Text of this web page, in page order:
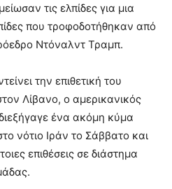
τις ελπίδες για μια
που τροφοδοτήθηκαν από
Ντόναλντ Τραμπ.
την επιθετική του
Λίβανο, ο αμερικανικός
ένα ακόμη κύμα
νότιο Ιράν το Σάββατο και
επιθέσεις σε διάστημα